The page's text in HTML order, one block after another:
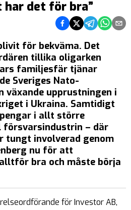
har det för bra”
Dela på Facebook
Dela på Twitter
Dela påDela på
Dela
för bekväma. Det
tillika oligarken
familjesfär tjänar
Sveriges Nato-
växande upprustningen i
i Ukraina. Samtidigt
i allt större
– där
tungt involverad genom
nu för att
bra och måste börja
för Investor AB,